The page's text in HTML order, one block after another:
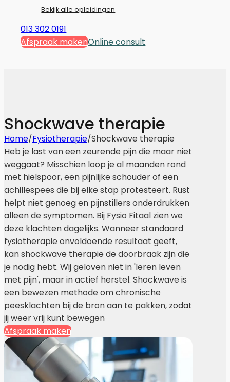
Bekijk alle opleidingen
013 302 0191
Afspraak makenOnline consult
Shockwave therapie
Home/Fysiotherapie/Shockwave therapie
Heb je last van een zeurende pijn die maar niet
weggaat? Misschien loop je al maanden rond
met hielspoor, een pijnlijke schouder of een
achillespees die bij elke stap protesteert. Rust
helpt niet genoeg en pijnstillers onderdrukken
alleen de symptomen. Bij Fysio Fitaal zien we
deze klachten dagelijks. Wanneer standaard
fysiotherapie onvoldoende resultaat geeft,
kan shockwave therapie de doorbraak zijn die
je nodig hebt. Wij geloven niet in 'leren leven
met pijn', maar in actief herstel. Shockwave is
een bewezen methode om chronische
peesklachten bij de bron aan te pakken, zodat
jij weer vrij kunt bewegen
Afspraak maken